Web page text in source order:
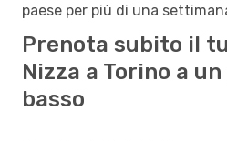
paese per più di una
Prenota subito il
Nizza a Torino a
basso